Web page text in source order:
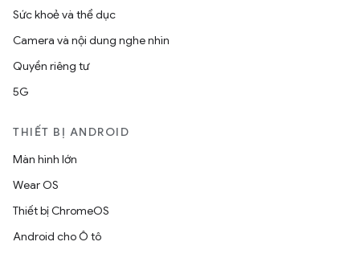
Sức khoẻ và thể dục
Camera và nội dung nghe nhìn
Quyền riêng tư
5G
THIẾT BỊ ANDROID
Màn hình lớn
Wear OS
Thiết bị ChromeOS
Android cho Ô tô